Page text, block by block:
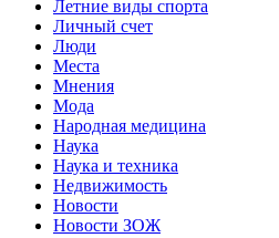
Летние виды спорта
Личный счет
Люди
Места
Мнения
Мода
Народная медицина
Наука
Наука и техника
Недвижимость
Новости
Новости ЗОЖ